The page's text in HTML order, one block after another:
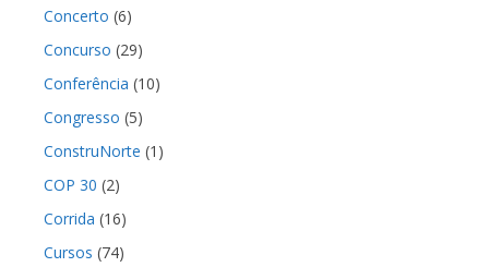
Concerto (6)
Concurso (29)
Conferência (10)
Congresso (5)
ConstruNorte (1)
COP 30 (2)
Corrida (16)
Cursos (74)